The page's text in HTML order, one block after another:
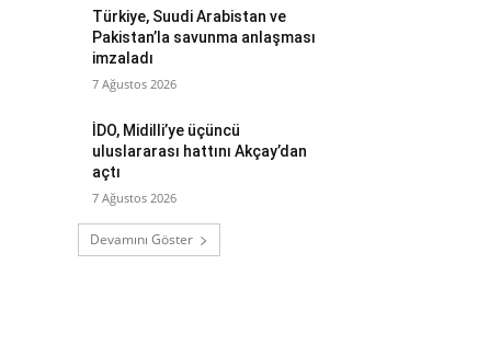
Türkiye, Suudi Arabistan ve
Pakistan’la savunma anlaşması
imzaladı
7 Ağustos 2026
İDO, Midilli’ye üçüncü
uluslararası hattını Akçay’dan
açtı
7 Ağustos 2026
Devamını Göster